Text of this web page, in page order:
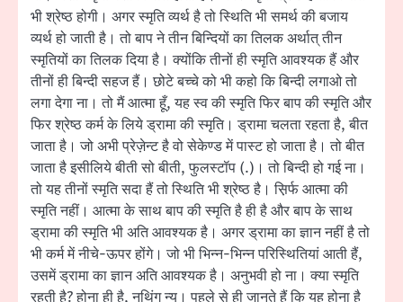
भी श्रेष्ठ होगी। अगर स्मृति व्यर्थ है तो स्थिति भी समर्थ की बजाय
व्यर्थ हो जाती है। तो बाप ने तीन बिन्दियों का तिलक अर्थात् तीन
स्मृतियों का तिलक दिया है। क्योंकि तीनों ही स्मृति आवश्यक हैं और
तीनों ही बिन्दी सहज हैं। छोटे बच्चे को भी कहो कि बिन्दी लगाओ तो
लगा देगा ना। तो मैं आत्मा हूँ, यह स्व की स्मृति फिर बाप की स्मृति और
फिर श्रेष्ठ कर्म के लिये ड्रामा की स्मृति। ड्रामा चलता रहता है, बीत
जाता है। जो अभी प्रेज़ेन्ट है वो सेकेण्ड में पास्ट हो जाता है। तो बीत
जाता है इसीलिये बीती सो बीती, फुलस्टॉप (.)। तो बिन्दी हो गई ना।
तो यह तीनों स्मृति सदा हैं तो स्थिति भी श्रेष्ठ है। स़िर्फ आत्मा की
स्मृति नहीं। आत्मा के साथ बाप की स्मृति है ही है और बाप के साथ
ड्रामा की स्मृति भी अति आवश्यक है। अगर ड्रामा का ज्ञान नहीं है तो
भी कर्म में नीचे-ऊपर होंगे। जो भी भिन्न-भिन्न परिस्थितियां आती हैं,
उसमें ड्रामा का ज्ञान अति आवश्यक है। अनुभवी हो ना। क्या स्मृति
रहती है? होना ही है, नथिंग न्यु। पहले से ही जानते हैं कि यह होना है